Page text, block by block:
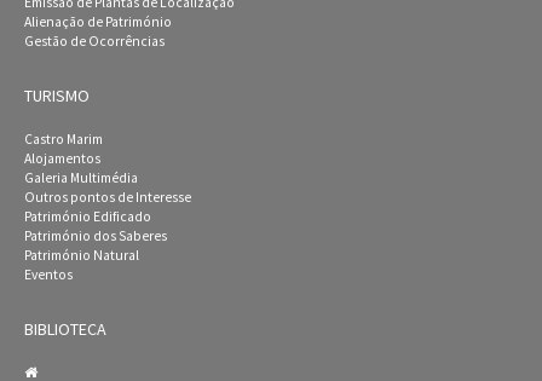
Alienação de Património
Gestão de Ocorrências
TURISMO
Castro Marim
Alojamentos
Galeria Multimédia
Outros pontos de Interesse
Património Edificado
Património dos Saberes
Património Natural
Eventos
BIBLIOTECA